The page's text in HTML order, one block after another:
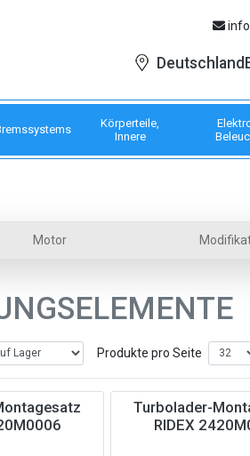
Deutschland
Körperteile,
Innere
Motor
Produkte pro Seite
Turbolader-
RIDEX